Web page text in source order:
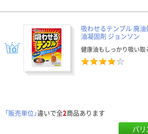
吸わせるテンプル 廃
油凝固剤 ジョンソン
健康油もしっかり吸い取
「販売単位」違いで全2商品あります
バ